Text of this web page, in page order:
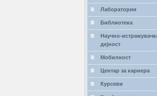
Лаборатории
Библиотека
Научно-
дејност
Мобилност
Центар за кариера
Курсеви